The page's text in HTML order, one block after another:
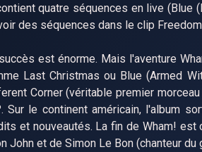
quatre séquences en live (Blue
des séquences dans le clip
est énorme. Mais l'aventure
Last Christmas ou Blue (Armed
Corner (véritable premier
Sur le continent américain, l'album
et nouveautés. La fin de Wham!
John et de Simon Le Bon (chanteur du